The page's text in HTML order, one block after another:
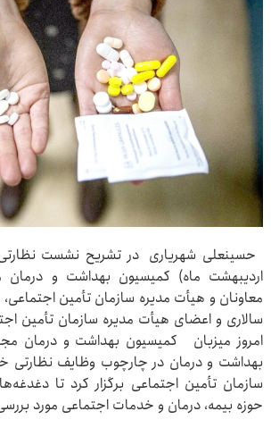
اردیبهشت ماه) کمیسیون بهداشت و درمان
معاونان و هیأت مدیره سازمان تأمین
سالاری و اعضای هیأت مدیره سازمان تأمین
امروز میزبان کمیسیون بهداشت و درمان
بهداشت و درمان در چارچوب وظایف نظارتی
سازمان تأمین اجتماعی برگزار کرد تا
حوزه بیمه، درمان و خدمات اجتماعی مورد